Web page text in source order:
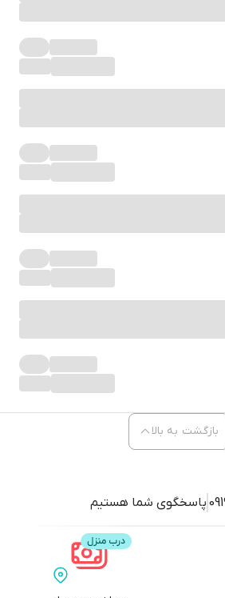
پاسخگوی شما هستیم
بازگشت به بالا